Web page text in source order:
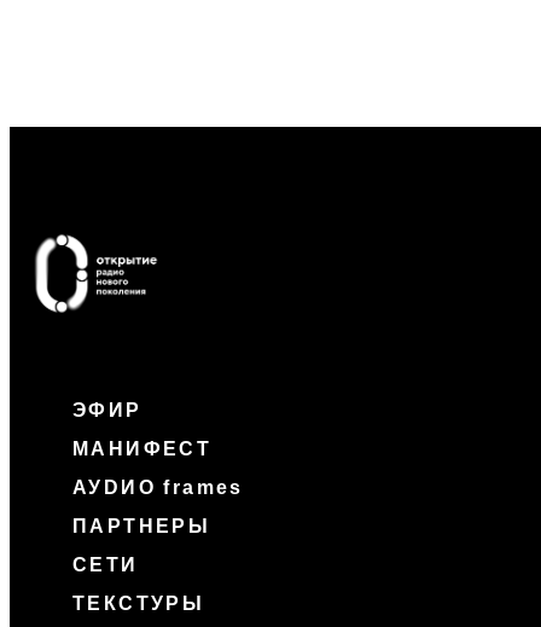
ЭФИР
МАНИФЕСТ
АУDИО frames
ПАРТНЕРЫ
СЕТИ
ТЕКСТУРЫ